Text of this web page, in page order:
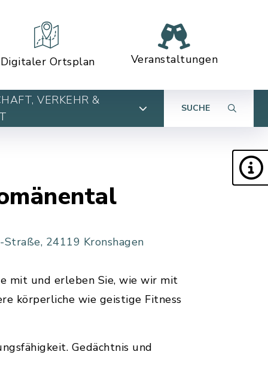
Digitaler Ortsplan Veranstaltungen
VERKEHR &
SUCHE
24119 Kronshagen
mit und erleben Sie, wie wir mit
körperliche wie geistige Fitness
Gedächtnis und